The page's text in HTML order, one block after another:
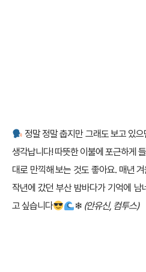
정말 정말 춥지만 그래도 보고 있
생각납니다! 따뜻한 이불에 포근하게
대로 만끽해 보는 것도 좋아요. 매년
작년에 갔던 부산 밤바다가 기억에 남
고 싶습니다
❄ (안유신, 컴투스)